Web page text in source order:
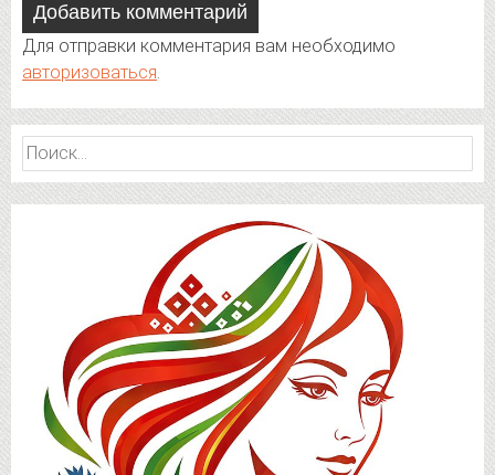
Добавить комментарий
Для отправки комментария вам необходимо
авторизоваться.
Найти: